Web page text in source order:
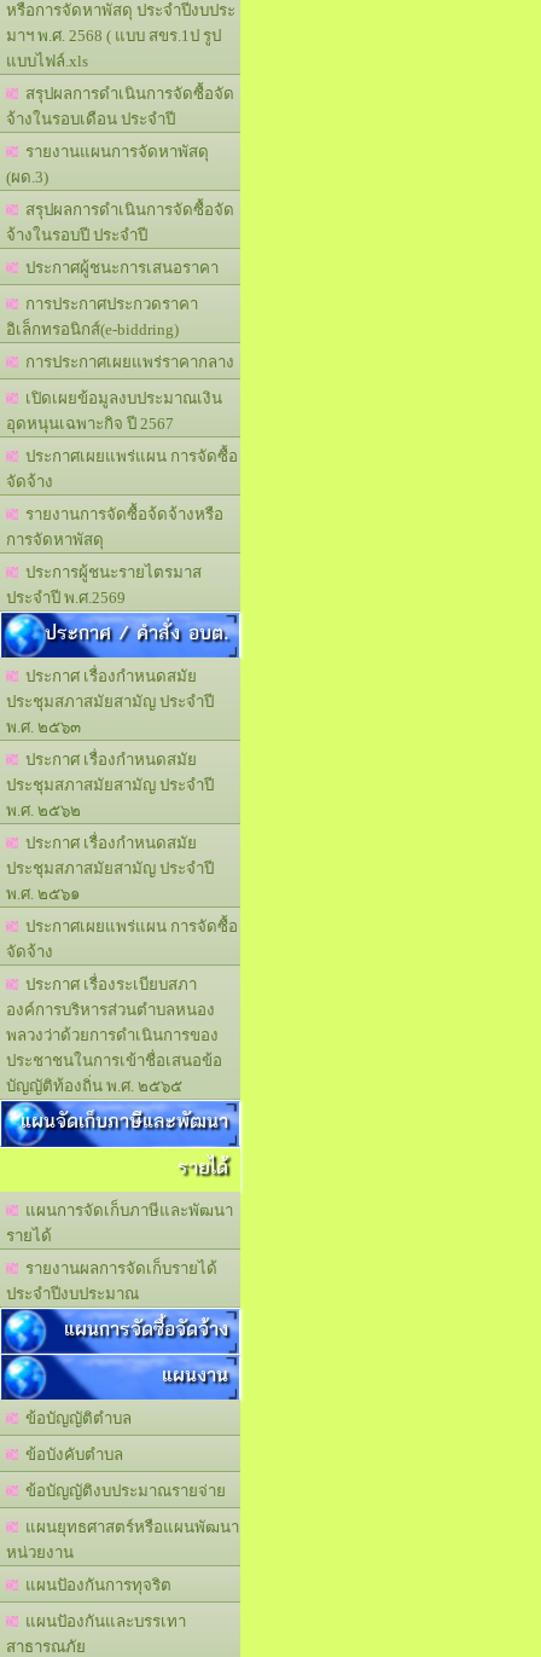
หรือการจัดหาพัสดุ ประจำปีงบประ
มาฯ พ.ศ. 2568 ( แบบ สขร.1ป รูป
แบบไฟล์.xls
สรุปผลการดำเนินการจัดซื้อจัด
จ้างในรอบเดือน ประจำปี
รายงานแผนการจัดหาพัสดุ
(ผด.3)
สรุปผลการดำเนินการจัดซื้อจัด
จ้างในรอบปี ประจำปี
ประกาศผู้ชนะการเสนอราคา
การประกาศประกวดราคา
อิเล็กทรอนิกส์(e-biddring)
การประกาศเผยแพร่ราคากลาง
เปิดเผยข้อมูลงบประมาณเงิน
อุดหนุนเฉพาะกิจ ปี 2567
ประกาศเผยแพร่แผน การจัดซื้อ
จัดจ้าง
รายงานการจัดซื้อจ้ดจ้างหรือ
การจัดหาพัสดุ
ประการผู้ชนะรายไตรมาส
ประจำปี พ.ศ.2569
ประกาศ / คำสั่ง อบต.
ประกาศ เรื่องกำหนดสมัย
ประชุมสภาสมัยสามัญ ประจำปี
พ.ศ. ๒๕๖๓
ประกาศ เรื่องกำหนดสมัย
ประชุมสภาสมัยสามัญ ประจำปี
พ.ศ. ๒๕๖๒
ประกาศ เรื่องกำหนดสมัย
ประชุมสภาสมัยสามัญ ประจำปี
พ.ศ. ๒๕๖๑
ประกาศเผยแพร่แผน การจัดซื้อ
จัดจ้าง
ประกาศ เรื่องระเบียบสภา
องค์การบริหารส่วนตำบลหนอง
พลวงว่าด้วยการดำเนินการของ
ประชาชนในการเข้าชื่อเสนอข้อ
บัญญัติท้องถิ่น พ.ศ. ๒๕๖๕
แผนจัดเก็บภาษีและพัฒนา
รายได้
แผนการจัดเก็บภาษีและพัฒนา
รายได้
รายงานผลการจัดเก็บรายได้
ประจำปีงบประมาณ
แผนการจัดซื้อจัดจ้าง
แผนงาน
ข้อบัญญัติตำบล
ข้อบังคับตำบล
ข้อบัญญัติงบประมาณรายจ่าย
แผนยุทธศาสตร์หรือแผนพัฒนา
หน่วยงาน
แผนปัองกันการทุจริต
แผนปัองกันและบรรเทา
สาธารณภัย